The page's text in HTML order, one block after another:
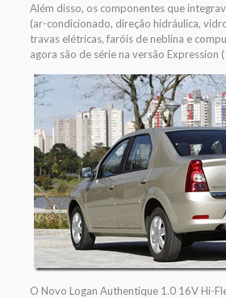
Além disso, os componentes que
(ar-condicionado, direção hidráulica,
travas elétricas, faróis de neblina e
agora são de série na versão Expression
O Novo Logan Authentique 1.0 16V Hi-